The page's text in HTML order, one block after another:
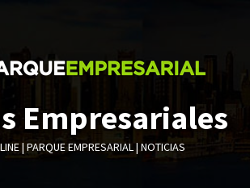
Empresariales
| PARQUE EMPRESARIAL | NOTICIAS